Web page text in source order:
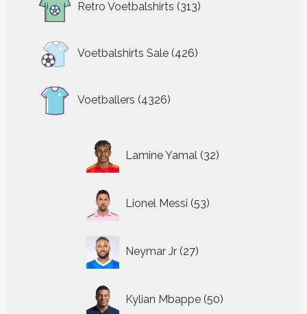
Retro Voetbalshirts 313
producten
Voetbalshirts Sale 426
426
producten
Voetballers 4326
producten
Lamine Yamal 32
producten
Lionel Messi 53
producten
Neymar Jr 27
producten
Kylian Mbappe 50
producten